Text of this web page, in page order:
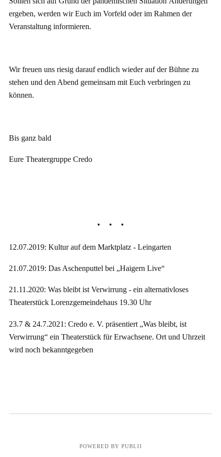
ergeben, werden wir Euch im Vorfeld oder im Rahmen der
Veranstaltung informieren.
Wir freuen uns riesig darauf endlich wieder auf der Bühne zu
stehen und den Abend gemeinsam mit Euch verbringen zu
können.
Bis ganz bald
Eure Theatergruppe Credo
12.07.2019: Kultur auf dem Marktplatz - Leingarten
21.07.2019: Das Aschenputtel bei „Haigern Live“
21.11.2020: Was bleibt ist Verwirrung - ein alternativloses
Theaterstück Lorenzgemeindehaus 19.30 Uhr
23.7 & 24.7.2021: Credo e. V. präsentiert „Was bleibt, ist
Verwirrung“ ein Theaterstück für Erwachsene. Ort und Uhrzeit
wird noch bekanntgegeben
POWERED BY PUBLII